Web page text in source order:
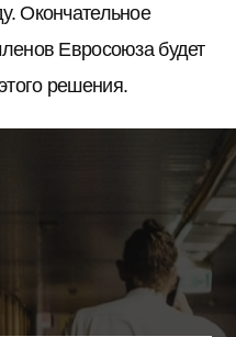
Окончательное
Евросоюза будет
решения.